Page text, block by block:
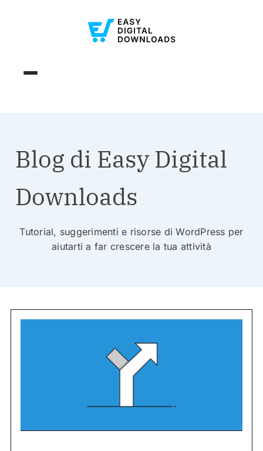
Blog di Easy Digital
Downloads
Tutorial, suggerimenti e risorse di WordPress per
aiutarti a far crescere la tua attività